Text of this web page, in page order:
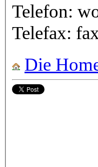
Telefon:
Telefax:
Die